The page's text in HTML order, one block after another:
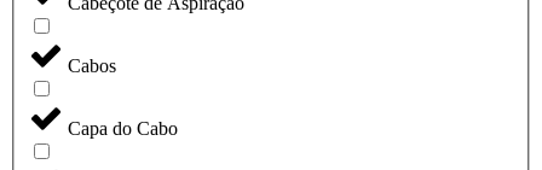
Cabos
Capa do Cabo